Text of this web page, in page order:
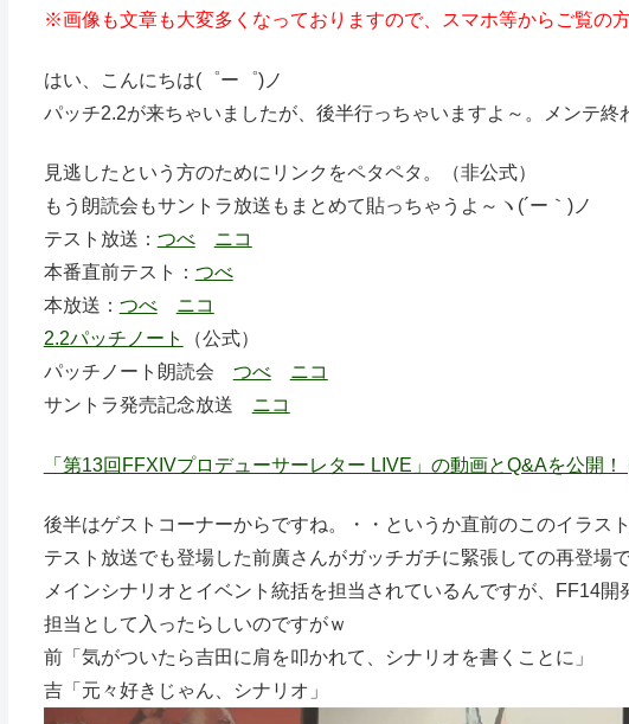
※画像も文章も大変多くなっておりますので、スマホ等からご覧の
はい、こんにちは(゜ー゜)ノ
パッチ2.2が来ちゃいましたが、後半行っちゃいますよ～。メンテ終
見逃したという方のためにリンクをペタペタ。（非公式）
もう朗読会もサントラ放送もまとめて貼っちゃうよ～ヽ(´ー｀)ノ
テスト放送： つべ
ニコ
本番直前テスト： つべ
本放送： つべ
ニコ
2.2パッチノート
（公式）
パッチノート朗読会 つべ
ニコ
サントラ発売記念放送 ニコ
「第13回FFXIVプロデューサーレター LIVE」の動画とQ&Aを公開！
後半はゲストコーナーからですね。・・というか直前のこのイラス
テスト放送でも登場した前廣さんがガッチガチに緊張しての再登場で
メインシナリオとイベント統括を担当されているんですが、FF14
担当として入ったらしいのですがｗ
前「気がついたら吉田に肩を叩かれて、シナリオを書くことに」
吉「元々好きじゃん、シナリオ」